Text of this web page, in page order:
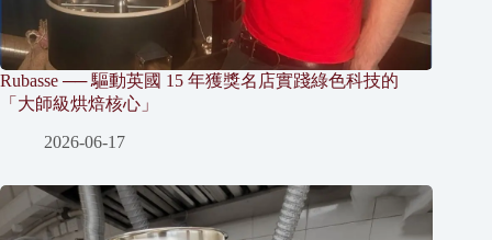
Rubasse ── 驅動英國 15 年獲獎名店實踐綠色科技的
「大師級烘焙核心」
2026-06-17